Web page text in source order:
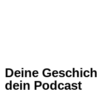
Deine
dein Podcast